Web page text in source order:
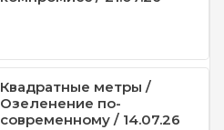
Квадратные метры /
Озеленение по-
современному / 14.07.26